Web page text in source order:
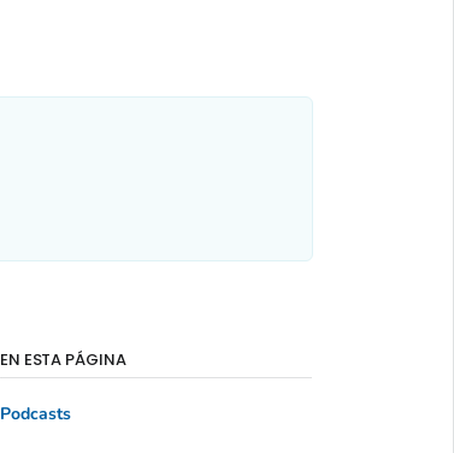
EN ESTA PÁGINA
Podcasts